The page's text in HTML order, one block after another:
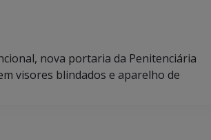
nova portaria da Penitenciária
visores blindados e aparelho de